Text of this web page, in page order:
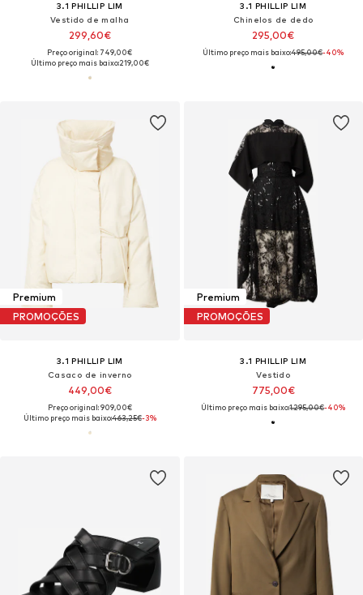
3.1 PHILLIP LIM
Vestido de malha
299,60€
Preço original: 749,00€
Último preço mais baixo:219,00€
3.1 PHILLIP LIM
Chinelos de dedo
295,00€
Último preço mais baixo:495,00€-40%
Premium
PROMOÇÕES
3.1 PHILLIP LIM
Casaco de inverno
449,00€
Preço original: 909,00€
Último preço mais baixo:463,25€-3%
Premium
PROMOÇÕES
3.1 PHILLIP LIM
Vestido
775,00€
Último preço mais baixo:1.295,00€-40%